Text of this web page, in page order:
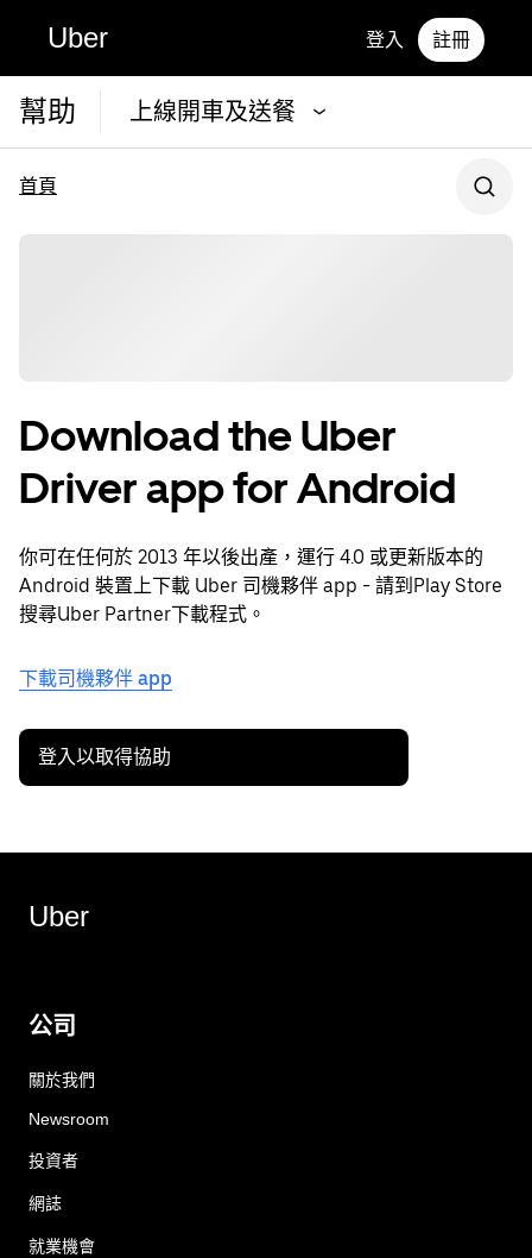
Uber 登入 註冊
幫助 上線開車及送餐
首頁
Download the Uber
Driver app for Android
你可在任何於 2013 年以後出產，運行 4.0 或更新版本的
Android 裝置上下載 Uber 司機夥伴 app - 請到Play Store
搜尋Uber Partner下載程式。
下載司機夥伴 app
登入以取得協助
Uber
公司
關於我們
Newsroom
投資者
網誌
就業機會